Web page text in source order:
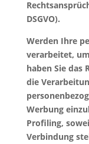
DSGVO).
Werden Ihre
verarbeitet,
haben Sie das
die
Werbung
Profiling,
Verbindung